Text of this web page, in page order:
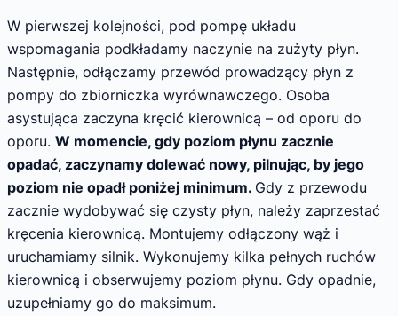
W pierwszej kolejności, pod pompę układu
wspomagania podkładamy naczynie na zużyty płyn.
Następnie, odłączamy przewód prowadzący płyn z
pompy do zbiorniczka wyrównawczego. Osoba
asystująca zaczyna kręcić kierownicą – od oporu do
oporu. W momencie, gdy poziom płynu zacznie
opadać, zaczynamy dolewać nowy, pilnując, by jego
poziom nie opadł poniżej minimum. Gdy z przewodu
zacznie wydobywać się czysty płyn, należy zaprzestać
kręcenia kierownicą. Montujemy odłączony wąż i
uruchamiamy silnik. Wykonujemy kilka pełnych ruchów
kierownicą i obserwujemy poziom płynu. Gdy opadnie,
uzupełniamy go do maksimum.